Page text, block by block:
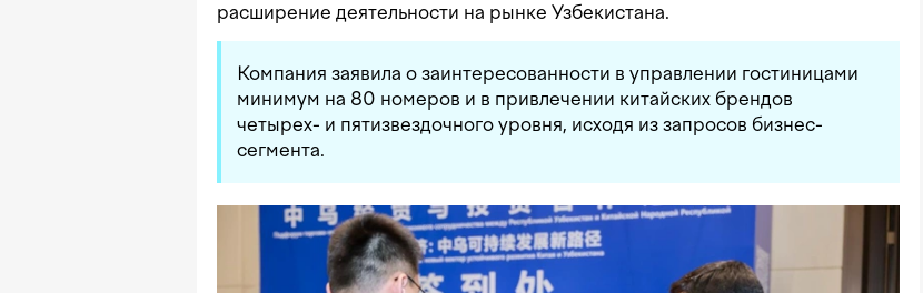
расширение деятельности на рынке Узбекистана.
Компания заявила о заинтересованности в управлении гостиницами
минимум на 80 номеров и в привлечении китайских брендов
четырех- и пятизвездочного уровня, исходя из запросов бизнес-
сегмента.